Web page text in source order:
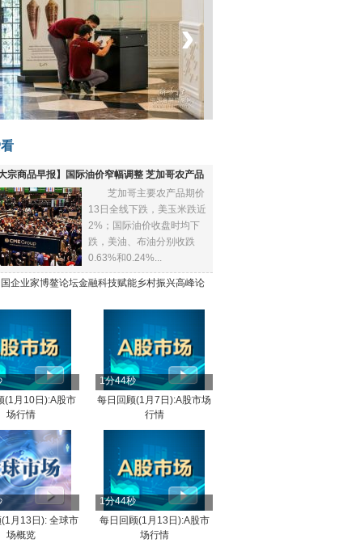
火车看老挝
›
大宗商品早报】国际油价窄幅调整 芝加哥农产品
芝加哥主要农产品期价
13日全线下跌，美玉米跌近
2%；国际油价收盘时均下
跌，美油、布油分别收跌
0.63%和0.24%...
企业家博鳌论坛金融科技赋能乡村振兴高峰论
(1月10日):A股市
场行情
1分44秒
每日回顾(1月7日):A股市场
行情
月13日): 全球市
场概览
1分44秒
每日回顾(1月13日):A股市
场行情